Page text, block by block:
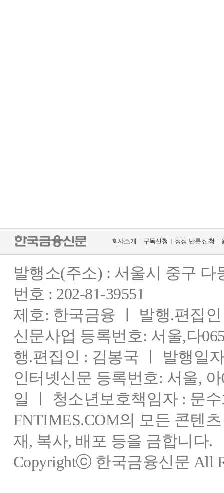
회사소개 구독신청 정정·반론 신청
발행소(주소) : 서울시 중구
번호 : 202-81-39551
제호: 한국금융 ㅣ 발행.편집
신문사업 등록번호: 서울,다
행.편집인 : 김봉국 ㅣ 발행일
인터넷신문 등록번호: 서울,
일 ㅣ 청소년보호책임자 : 문
FNTIMES.COM의 모든 콘텐
재, 복사, 배포 등을 금합니다.
Copyrightⓒ 한국금융신문 All